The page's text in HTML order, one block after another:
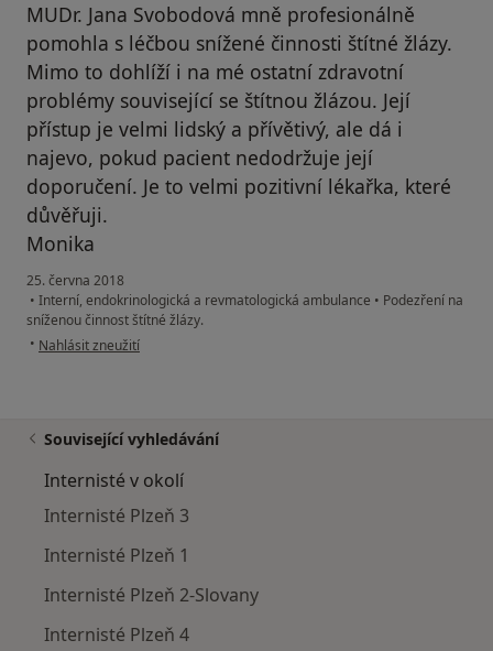
MUDr. Jana Svobodová mně profesionálně
pomohla s léčbou snížené činnosti štítné žlázy.
Mimo to dohlíží i na mé ostatní zdravotní
problémy související se štítnou žlázou. Její
přístup je velmi lidský a přívětivý, ale dá i
najevo, pokud pacient nedodržuje její
doporučení. Je to velmi pozitivní lékařka, které
důvěřuji.
Monika
25. června 2018
• Interní, endokrinologická a revmatologická ambulance • Podezření na
sníženou činnost štítné žlázy.
• podle názoru uživatele Váš účet byl odstraněn
Nahlásit zneužití
Související vyhledávání
Internisté v okolí
Internisté Plzeň 3
Internisté Plzeň 1
Internisté Plzeň 2-Slovany
Internisté Plzeň 4